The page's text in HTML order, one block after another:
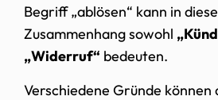
Begriff „ablösen“ kann in
Zusammenhang sowohl
„Widerruf“ bedeuten.
Verschiedene Gründe können